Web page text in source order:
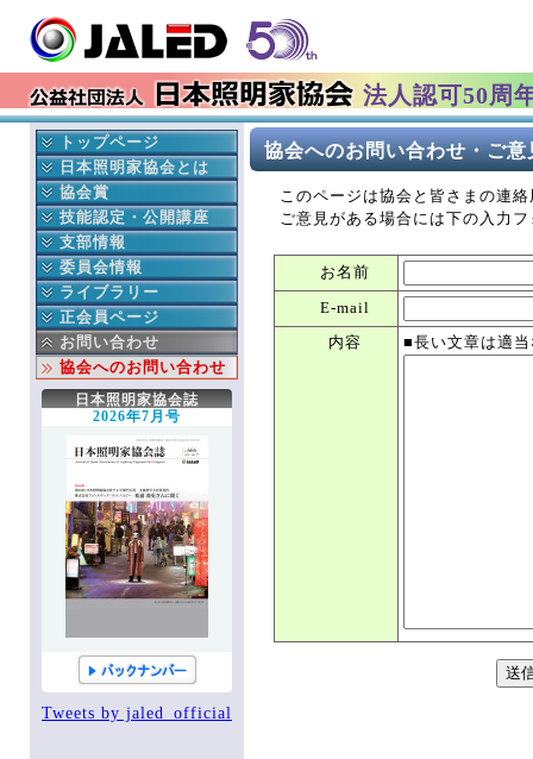
法人認可50周
トップページ
最新情報
イベント情報
更新履歴
会長挨拶
本部より
入会 変更 退会
就業事故見舞金制度
日本照明家協会とは
協会の成立ち
協会の事業
年間行事予定
役員紹介
組織図
賛助会員連名
ディスクロージャー
文化芸術基本法
劇場法
協会賞
日本照明家協会賞
舞台部門
テレビ部門
過去の協会賞受賞者
協会賞データベース検索
技能認定・公開講座
中央講座
地域講座
支部情報
北海道支部
東北支部
東京支部
中部支部
関西支部
中国支部
四国支部
九州支部
沖縄支部
テレビ部会
委員会情報
公益委員会
財務委員会
技能認定委員会
次世代育成委員会
安全委員会
技術委員会
顕彰委員会
広報委員会
出版委員会
国際委員会
手帳編集作業部会
新人講座作業部会
ライブラリー
協会誌
協会出版物
関連書籍
JALED YouTube
知っ得 法律
エッセイ
全国ホール・劇場一覧
各種購入・購読の申込み
正会員ページ
正会員へのお知らせ
協会への連絡
役立つ知識箱
協会誌こぼれ話
掲示板
協会誌アーカイブ
登録情報
お問い合わせ
協会へのお問い合わせ
日本照明家協会誌
2026年7月号
Tweets by jaled_official
協会へのお問い合わせ・ご意
このページは協会と皆さまの連
ご意見がある場合には下の入力
お名前
E-mail
内容 ■長い文章は適